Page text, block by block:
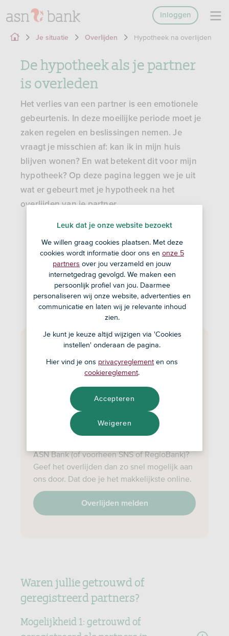
Inloggen
Je situatie Overlijden Hypotheek na overlijden
De hypotheek als je partner
is overleden
Het verlies van een partner is een emotionele
gebeurtenis. In deze moeilijke periode moet je
zaken regelen en beslissingen nemen. Je
vraagt je misschien af: kan ik in mijn huis
blijven wonen? En wat betekent dit voor mijn
hypotheek? Op deze pagina leggen we je uit
wat er gebeurt met je hypotheek na het
overlijden van je partner.
Overlijden melden klant
ASN Bank (of voorheen SNS of RegioBank)?
Geef het overlijden dan zo snel mogelijk aan
ons door. Dat doe je het makkelijkste online.
Overlijden melden
Waren jullie getrouwd of
geregistreerd partners?
Mogelijkheid 1: getrouwd of
Leuk dat je onze website bezoekt
We willen graag cookies plaatsen. Met deze
cookies wordt informatie door ons en onze 5
partners over jou verzameld en jouw
internetgedrag gevolgd. We maken een
persoonlijk profiel van jou. Daarmee
personaliseren wij onze website, advertenties en
communicatie en laten wij je relevante inhoud
zien.
Je kunt je keuze altijd wijzigen via 'Cookies
instellen' onderaan de pagina.
Hier vind je ons privacyreglement en ons
cookiereglement.
Weigeren
Accepteren